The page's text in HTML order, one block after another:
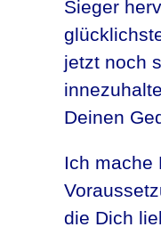
Sieger
jetzt noch
Deinen
Ich mache
die Dich